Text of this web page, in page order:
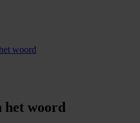
woord
het woord